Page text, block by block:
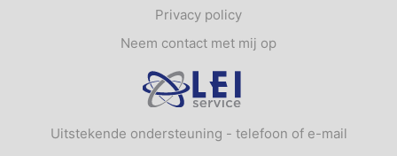
Privacy policy
Neem contact met mij op
Uitstekende ondersteuning - telefoon of e-mail